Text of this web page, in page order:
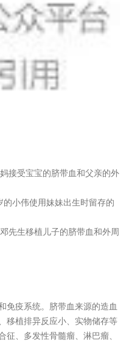
接受宝宝的脐带血和父亲的外
小伟使用妹妹出生时留存的
先生移植儿子的脐带血和外周
免疫系统。脐带血来源的造血
移植排异反应小、实物储存等
、多发性骨髓瘤、淋巴瘤、